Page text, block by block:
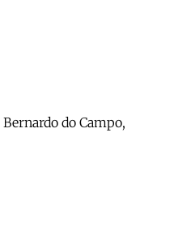
do Campo,